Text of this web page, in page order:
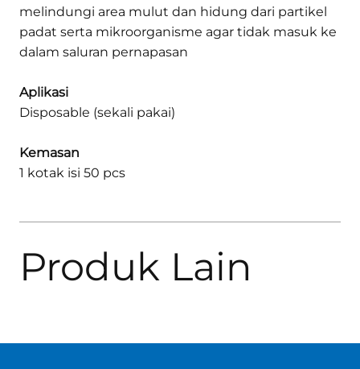
melindungi area mulut dan hidung dari partikel
padat serta mikroorganisme agar tidak masuk ke
dalam saluran pernapasan
Aplikasi
Disposable (sekali pakai)
Kemasan
1 kotak isi 50 pcs
Produk Lain